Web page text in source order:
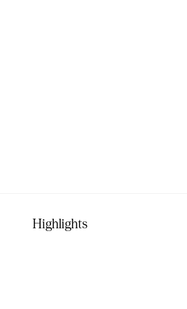
Highlights